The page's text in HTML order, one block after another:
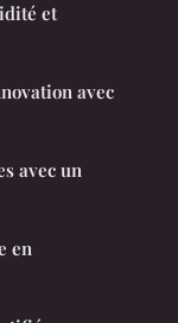
et
avec
avec un
en